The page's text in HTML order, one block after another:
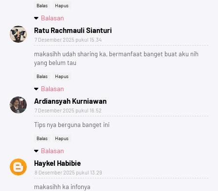
Balas Hapus
Balasan
Ratu Rachmauli Sianturi
7 Desember 2025 pukul 15.34
makasihh udah sharing ka, bermanfaat banget buat aku nih
yang belum tau
Balas Hapus
Balasan
Ardiansyah Kurniawan
7 Desember 2025 pukul 16.52
Tips nya berguna banget ini
Balas Hapus
Balasan
Haykel Habibie
8 Desember 2025 pukul 13.29
makasihh ka infonya